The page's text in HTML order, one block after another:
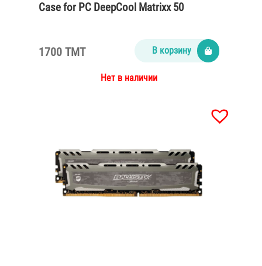
Case for PC DeepCool Matrixx 50
1700 TMT В корзину
Нет в наличии